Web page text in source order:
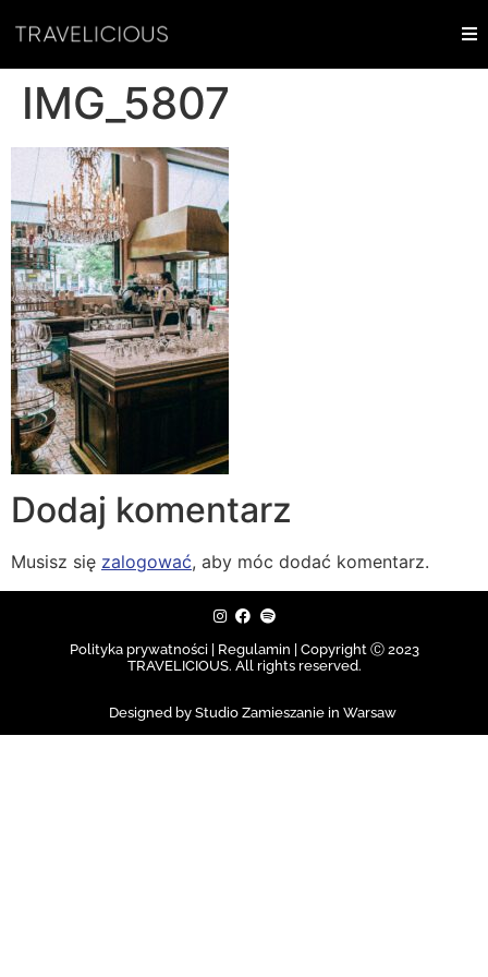
IMG_5807
Dodaj komentarz
Musisz się zalogować, aby móc dodać komentarz.
Polityka prywatności | Regulamin | Copyright Ⓒ 2023
TRAVELICIOUS. All rights reserved.
Designed by Studio Zamieszanie in Warsaw